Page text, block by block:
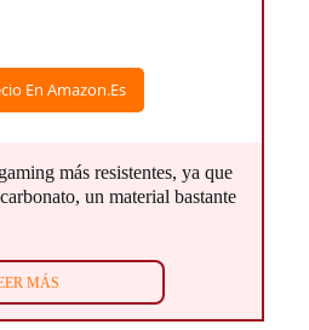
En Amazon.es
más resistentes, ya que
un material bastante
MÁS